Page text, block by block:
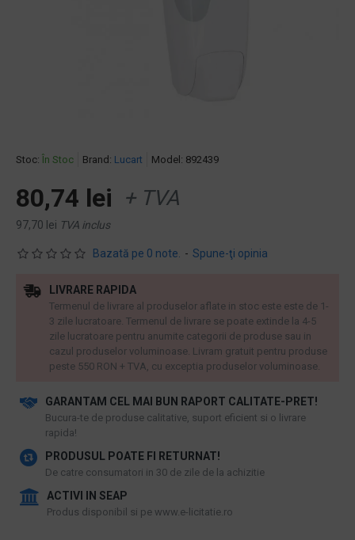
Stoc: În Stoc Brand: Lucart Model: 892439
Bazată pe 0 note. - Spune-ţi opinia
80,74 lei + TVA
97,70 lei TVA inclus
GARANTAM CEL MAI BUN RAPORT CALITATE-PRET!
​Bucura-te de produse calitative, suport eficient si o livrare
rapida!
PRODUSUL POATE FI RETURNAT!
De catre consumatori in 30 de zile de la achizitie
ACTIVI IN SEAP
Produs disponibil si pe www.e-licitatie.ro
LIVRARE RAPIDA
Termenul de livrare al produselor aflate in stoc este este de 1-
3 zile lucratoare. Termenul de livrare se poate extinde la 4-5
zile lucratoare pentru anumite categorii de produse sau in
cazul produselor voluminoase. Livram gratuit pentru produse
peste 550 RON + TVA, cu exceptia produselor voluminoase.